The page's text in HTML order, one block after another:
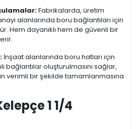
Fabrikalarda, üretim
alanlarında boru bağlantıları için
Hem dayanıklı hem de güvenli bir
İnşaat alanlarında boru hatları için
bağlantılar oluşturulmasını sağlar,
verimli bir şekilde tamamlanmasına
1 1/4